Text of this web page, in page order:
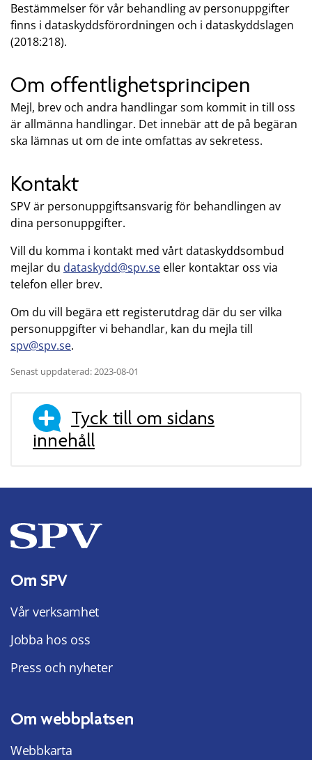
Bestämmelser för vår behandling av personuppgifter
finns i dataskyddsförordningen och i dataskyddslagen
(2018:218).
Om offentlighetsprincipen
Mejl, brev och andra handlingar som kommit in till oss
är allmänna handlingar. Det innebär att de på begäran
ska lämnas ut om de inte omfattas av sekretess.
Kontakt
SPV är personuppgiftsansvarig för behandlingen av
dina personuppgifter.
Vill du komma i kontakt med vårt dataskyddsombud
mejlar du dataskydd@spv.se eller kontaktar oss via
telefon eller brev.
Om du vill begära ett registerutdrag där du ser vilka
personuppgifter vi behandlar, kan du mejla till
spv@spv.se.
Senast uppdaterad: 2023-08-01
Tyck till om sidans
innehåll
Om SPV
Vår verksamhet
Jobba hos oss
Press och nyheter
Om webbplatsen
Webbkarta